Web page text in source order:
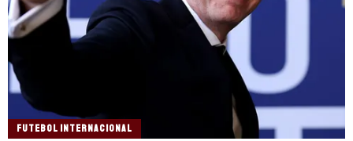
FUTEBOL INTERNACIONAL